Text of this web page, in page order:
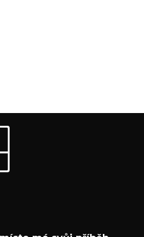
budeme zasílat informace o
e-shopu.